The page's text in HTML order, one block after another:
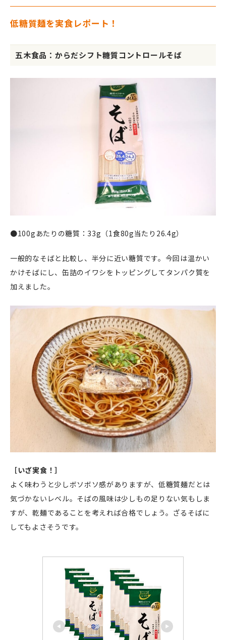
低糖質麺を実食レポート！
五木食品：からだシフト糖質コントロールそば
●100gあたりの糖質：33g（1食80g当たり26.4g）
一般的なそばと比較し、半分に近い糖質です。今回は温かい
かけそばにし、缶詰のイワシをトッピングしてタンパク質を
加えました。
［いざ実食！］
よく味わうと少しボソボソ感がありますが、低糖質麺だとは
気づかないレベル。そばの風味は少しもの足りない気もしま
すが、乾麺であることを考えれば合格でしょう。ざるそばに
してもよさそうです。